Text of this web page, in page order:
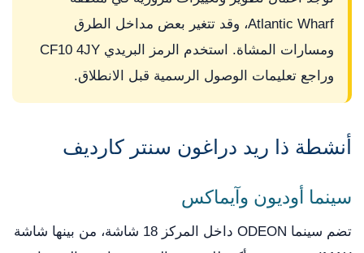
Atlantic Wharf، وقد تتغير بعض مداخل الطرق
ومسارات المشاة. استخدم الرمز البريدي CF10 4JY
وراجع تعليمات الوصول الرسمية قبل الانطلاق.
أنشطة ذا ريد دراغون سنتر كارديف
سينما أوديون وآيماكس
تضم سينما ODEON داخل المركز 18 شاشة، من بينها شاشة